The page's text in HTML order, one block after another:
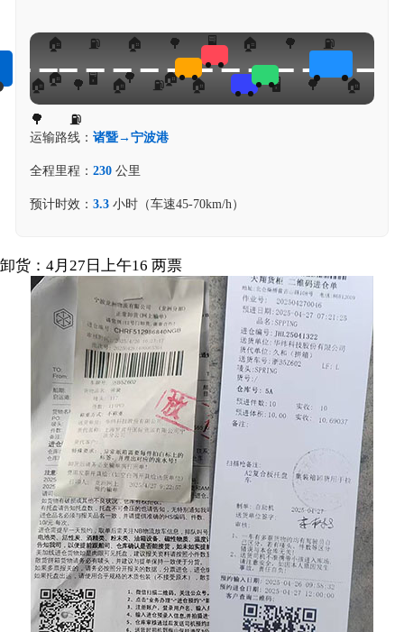
运输路线： 诸暨→宁波港
全程里程： 230公里
预计时效： 3.3小时（车速45-70km/h）
卸货：4月27日上午16 两票